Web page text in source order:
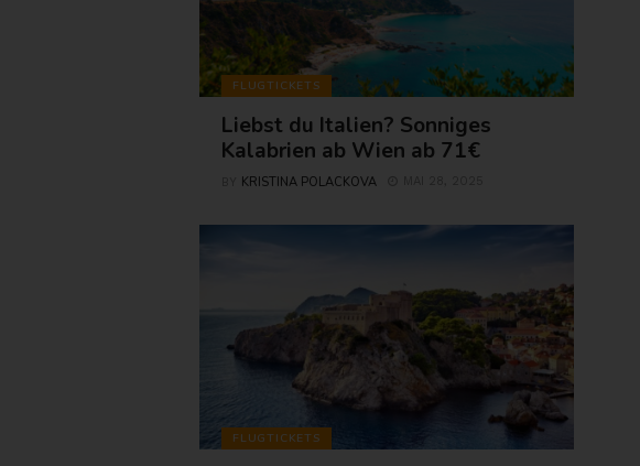
FLUGTICKETS
Liebst du Italien? Sonniges
Kalabrien ab Wien ab 71€
KRISTINA POLACKOVA
FLUGTICKETS